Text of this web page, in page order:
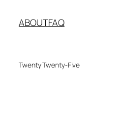
ABOUTFAQ
Twenty Twenty-Five